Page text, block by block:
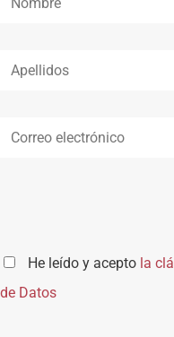
He leído y acepto la
de Datos